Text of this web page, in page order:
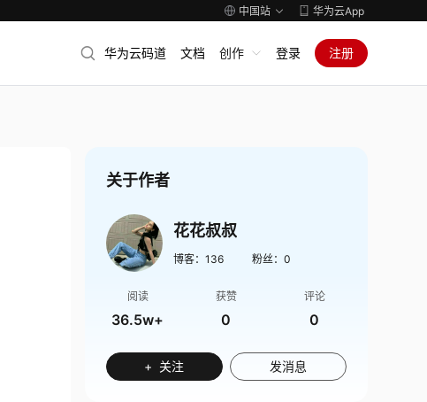
中国站 华为云App
华为云码道 文档 创作 登录 注册
关于作者
花花叔叔
博客： 136 粉丝： 0
阅读
36.5w+
获赞
0
评论
0
+ 关注 发消息